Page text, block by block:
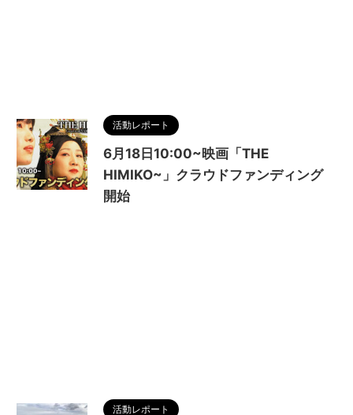
活動レポート
6月18日10:00~映画「THE
HIMIKO~」クラウドファンディング
開始
活動レポート